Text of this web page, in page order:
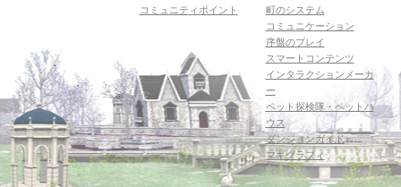
コミュニティポイント
町のシステム
コミュニケーション
序盤のプレイ
スマートコンテンツ
インタラクションメーカ
ー
ペット探検隊・ペットハ
ウス
ダンジョンガイド
マギグラフィ